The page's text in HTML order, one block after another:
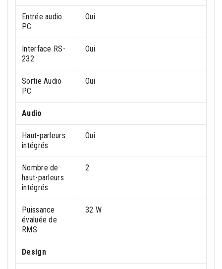
Entrée audio
PC
Oui
Interface RS-
232
Oui
Sortie Audio
PC
Oui
Audio
Haut-parleurs
intégrés
Oui
Nombre de
haut-parleurs
intégrés
2
Puissance
évaluée de
RMS
32 W
Design